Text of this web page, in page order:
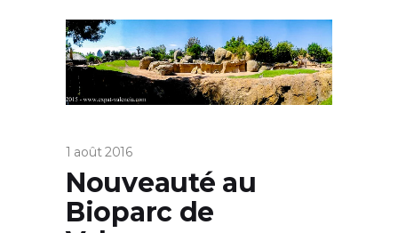
1 août 2016
Nouveauté au
Bioparc de